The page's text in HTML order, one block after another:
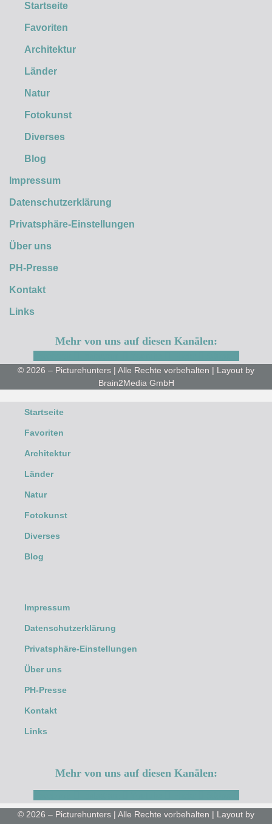
Startseite
Favoriten
Architektur
Länder
Natur
Fotokunst
Diverses
Blog
Impressum
Datenschutzerklärung
Privatsphäre-Einstellungen
Über uns
PH-Presse
Kontakt
Links
Mehr von uns auf diesen Kanälen:
© 2026 – Picturehunters | Alle Rechte vorbehalten | Layout by
Brain2Media GmbH
Startseite
Favoriten
Architektur
Länder
Natur
Fotokunst
Diverses
Blog
Impressum
Datenschutzerklärung
Privatsphäre-Einstellungen
Über uns
PH-Presse
Kontakt
Links
Mehr von uns auf diesen Kanälen:
© 2026 – Picturehunters | Alle Rechte vorbehalten | Layout by